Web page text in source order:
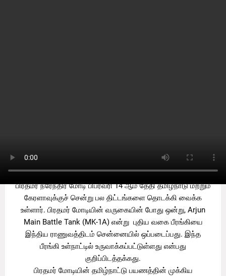
பிரதமர் நரேந்திர மோடி பிப்ரவரி 14 ஆம் தேதி தமிழ்நாடு மற்றும்
கேரளாவுக்குச் சென்று பல திட்டங்களை தொடக்கி வைக்க
உள்ளார். பிரதமர் மோடியின் வருகையின் போது ஒன்று, Arjun
Main Battle Tank (MK-1A) என்று புதிய வகை பீரங்கியை
இந்திய ராணுவத்திடம் சென்னையில் ஒப்படைப்பது. இந்த
பீரங்கி உள்நாட்டில் உருவாக்கப்பட்டுள்ளது என்பது
குறிப்பிடத்தக்கது.
பிரதமர் மோடியின் தமிழ்நாட்டு பயணத்தின் முக்கிய